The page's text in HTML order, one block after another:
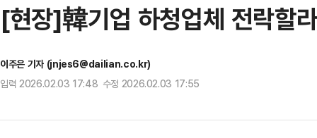
[현장]韓기업 하청업체 전락할
이주은 기자 (jnjes6@dailian.co.kr)
입력 2026.02.03 17:48 수정 2026.02.03 17:55